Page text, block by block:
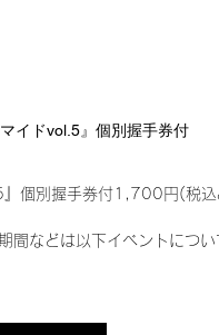
イドvol.5』個別握手券付
』個別握手券付1,700円(税込
間などは以下イベントにつ